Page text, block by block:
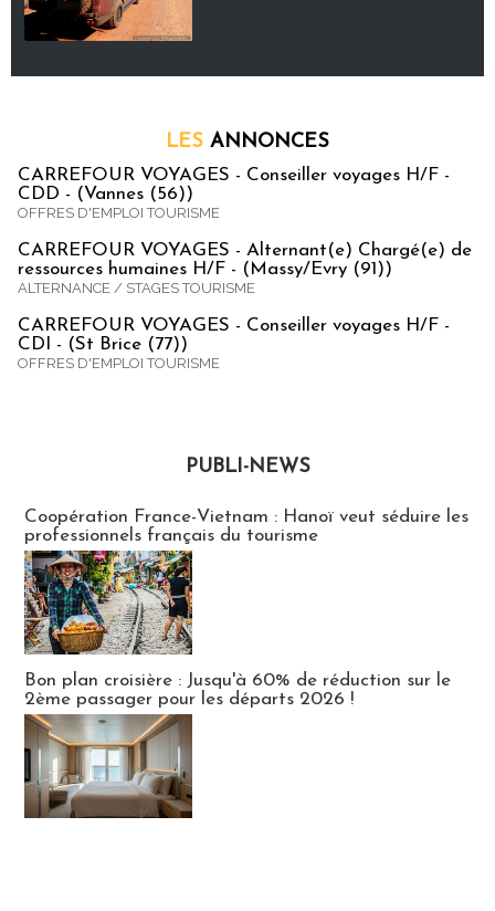
LES ANNONCES
CARREFOUR VOYAGES - Conseiller voyages H/F -
CDD - (Vannes (56))
OFFRES D'EMPLOI TOURISME
CARREFOUR VOYAGES - Alternant(e) Chargé(e) de
ressources humaines H/F - (Massy/Evry (91))
ALTERNANCE / STAGES TOURISME
CARREFOUR VOYAGES - Conseiller voyages H/F -
CDI - (St Brice (77))
OFFRES D'EMPLOI TOURISME
PUBLI-NEWS
Coopération France-Vietnam : Hanoï veut séduire les
professionnels français du tourisme
Bon plan croisière : Jusqu'à 60% de réduction sur le
2ème passager pour les départs 2026 !